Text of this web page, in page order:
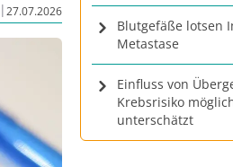
|27.07.2026
Blutgefäße lotsen
Metastase
Einfluss von
Krebsrisiko
unterschätzt